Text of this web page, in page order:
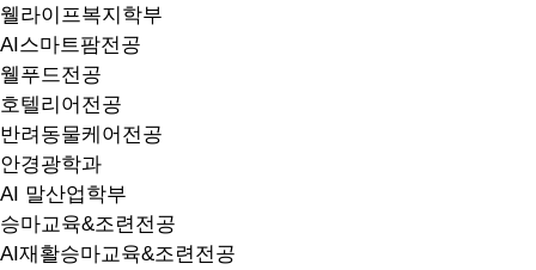
웰라이프복지학부
AI스마트팜전공
웰푸드전공
호텔리어전공
반려동물케어전공
안경광학과
AI 말산업학부
승마교육&조련전공
AI재활승마교육&조련전공